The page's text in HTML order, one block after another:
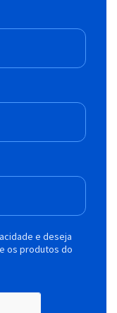
e deseja
os produtos do